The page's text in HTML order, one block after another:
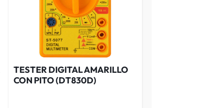
TESTER DIGITAL AMARILLO
CON PITO (DT830D)